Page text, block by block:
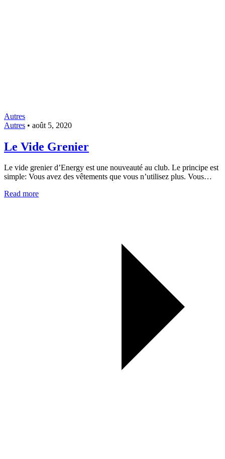
Autres
Autres • août 5, 2020
Le Vide Grenier
Le vide grenier d’Energy est une nouveauté au club. Le principe est
simple: Vous avez des vêtements que vous n’utilisez plus. Vous…
Read more